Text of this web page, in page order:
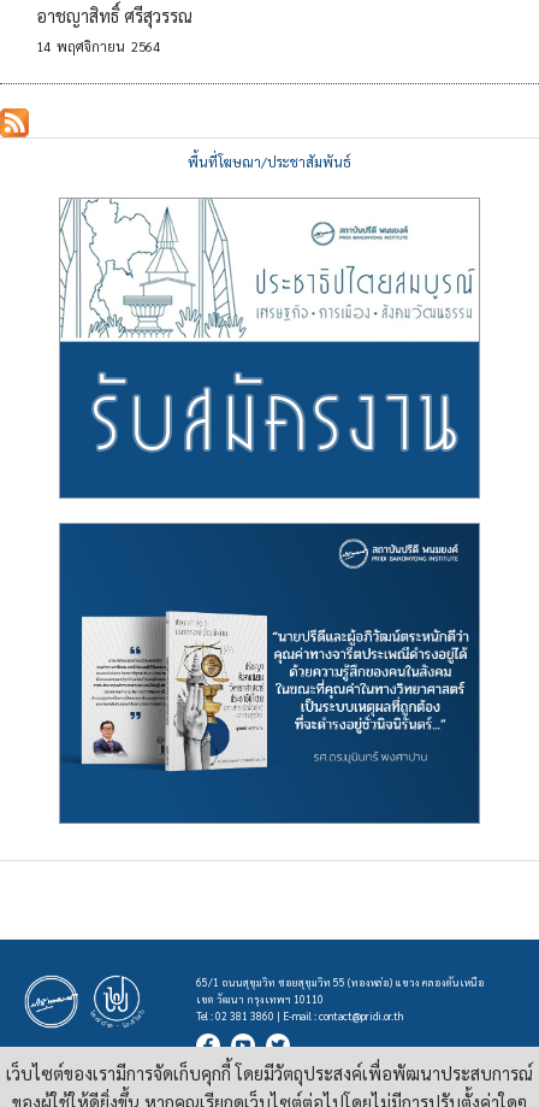
อาชญาสิทธิ์ ศรีสุวรรณ
14 พฤศจิกายน 2564
พื้นที่โฆษณา/ประชาสัมพันธ์
65/1 ถนนสุขุมวิท ซอยสุขุมวิท 55 (ทองหล่อ) แขวง คลองตันเหนือ
เขต วัฒนา กรุงเทพฯ 10110
Tel : 02 381 3860 | E-mail :contact@pridi.or.th
บทความ รูปภาพ และสื่ออื่นๆ ที่มีสัญลักษณ์ของสถาบันปรีดี พนมยงค์ ในเว็บไซต์https://pridi.or.th
เผยแพร่ภายใต้สัญญาอนุญาตครีเอทีฟคอมมอนส์แบบแสดงที่มา-ไม่ใช่เชิงพาณิชย์ 4.0 สากล
เว็บไซต์ของเรามีการจัดเก็บคุกกี้ โดยมีวัตถุประสงค์เพื่อพัฒนาประสบการณ์
ของผู้ใช้ให้ดียิ่งขึ้น หากคุณเรียกดูเว็บไซต์ต่อไปโดยไม่มีการปรับตั้งค่าใดๆ